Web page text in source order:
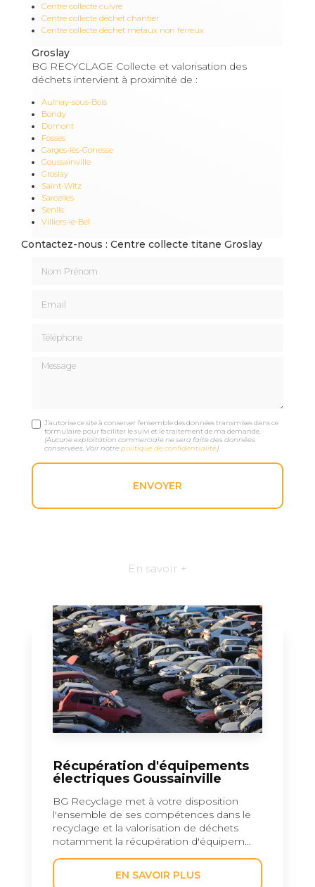
Centre collecte cuivre
Centre collecte déchet chantier
Centre collecte déchet métaux non ferreux
Groslay
BG RECYCLAGE Collecte et valorisation des
déchets intervient à proximité de :
Aulnay-sous-Bois
Bondy
Domont
Fosses
Garges-lès-Gonesse
Goussainville
Groslay
Saint-Witz
Sarcelles
Senlis
Villiers-le-Bel
Contactez-nous : Centre collecte titane Groslay
Message
J'autorise ce site à conserver l'ensemble des données transmises dans ce
formulaire pour faciliter le suivi et le traitement de ma demande.
(Aucune exploitation commerciale ne sera faite des données
conservées. Voir notrepolitique de confidentialité)
En savoir +
Récupération d'équipements
électriques Goussainville
BG Recyclage met à votre disposition
l'ensemble de ses compétences dans le
recyclage et la valorisation de déchets
notamment la récupération d'équipem...
EN SAVOIR PLUS